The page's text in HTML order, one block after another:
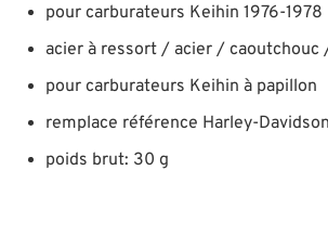
pour carburateurs Keihin 1976-1978
acier à ressort / acier / caoutchouc
pour carburateurs Keihin à papillon
remplace référence Harley-
poids brut: 30 g